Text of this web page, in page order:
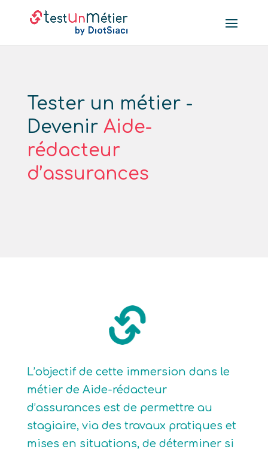
Tester un métier -
Devenir Aide-
rédacteur
d’assurances
L’objectif de cette immersion dans le
métier de Aide-rédacteur
d’assurances est de permettre au
stagiaire, via des travaux pratiques et
mises en situations, de déterminer si